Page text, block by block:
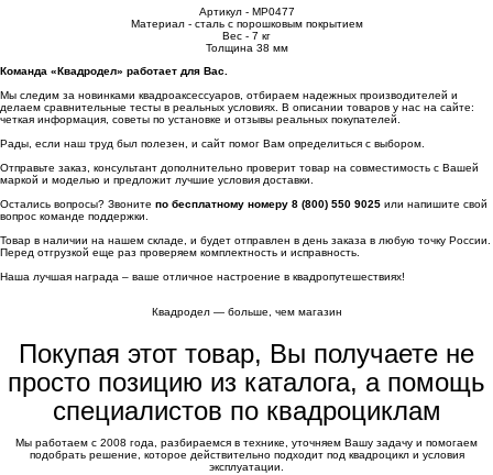
Артикул - MP0477
Материал - сталь с порошковым покрытием
Вес - 7 кг
Толщина 38 мм
Команда «Квадродел» работает для Вас.
Мы следим за новинками квадроаксессуаров, отбираем надежных производителей и
делаем сравнительные тесты в реальных условиях. В описании товаров у нас на сайте:
четкая информация, советы по установке и отзывы реальных покупателей.
Рады, если наш труд был полезен, и сайт помог Вам определиться с выбором.
Отправьте заказ, консультант дополнительно проверит товар на совместимость с Вашей
маркой и моделью и предложит лучшие условия доставки.
Остались вопросы? Звоните по бесплатному номеру 8 (800) 550 9025 или напишите свой
вопрос команде поддержки.
Товар в наличии на нашем складе, и будет отправлен в день заказа в любую точку России.
Перед отгрузкой еще раз проверяем комплектность и исправность.
Наша лучшая награда – ваше отличное настроение в квадропутешествиях!
Квадродел — больше, чем магазин
Покупая этот товар, Вы получаете не
просто позицию из каталога, а помощь
специалистов по квадроциклам
Мы работаем с 2008 года, разбираемся в технике, уточняем Вашу задачу и помогаем
подобрать решение, которое действительно подходит под квадроцикл и условия
эксплуатации.